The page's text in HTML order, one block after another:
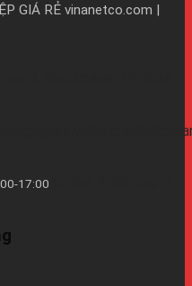
GIÁ RẺ vinanetco.com |
https://
17:00